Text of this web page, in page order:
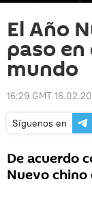
El Año
paso
mundo
16:29 GMT
Síguenos en
De acuerdo
Nuevo chino